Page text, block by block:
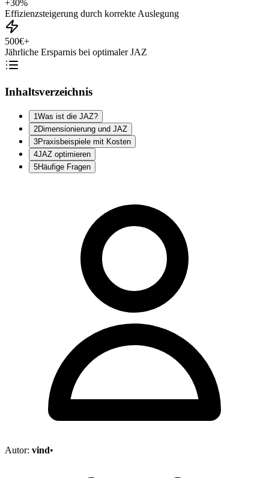
+30%
Effizienzsteigerung durch korrekte Auslegung
500€+
Jährliche Ersparnis bei optimaler JAZ
Inhaltsverzeichnis
1Was ist die JAZ?
2Dimensionierung und JAZ
3Praxisbeispiele mit Kosten
4JAZ optimieren
5Häufige Fragen
Autor: vind•